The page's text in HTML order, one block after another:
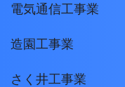
電気通信工事業
造園工事業
さく井工事業